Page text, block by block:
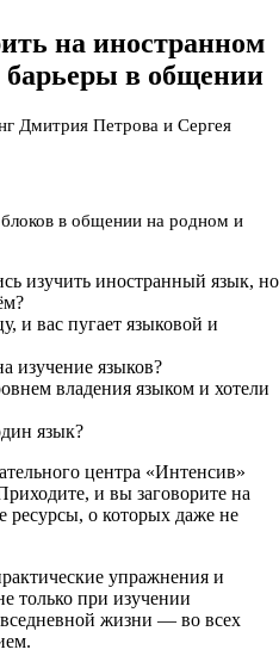
на иностранном
барьеры в общении
Дмитрия Петрова и Сергея
в общении на родном и
изучить иностранный язык, но
и вас пугает языковой и
изучение языков?
владения языком и хотели
язык?
центра «Интенсив»
и вы заговорите на
ресурсы, о которых даже не
упражнения и
только при изучении
жизни — во всех